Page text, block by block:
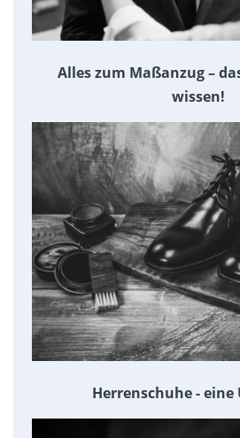
Alles zum Maßanzug –
wissen!
Herrenschuhe - eine